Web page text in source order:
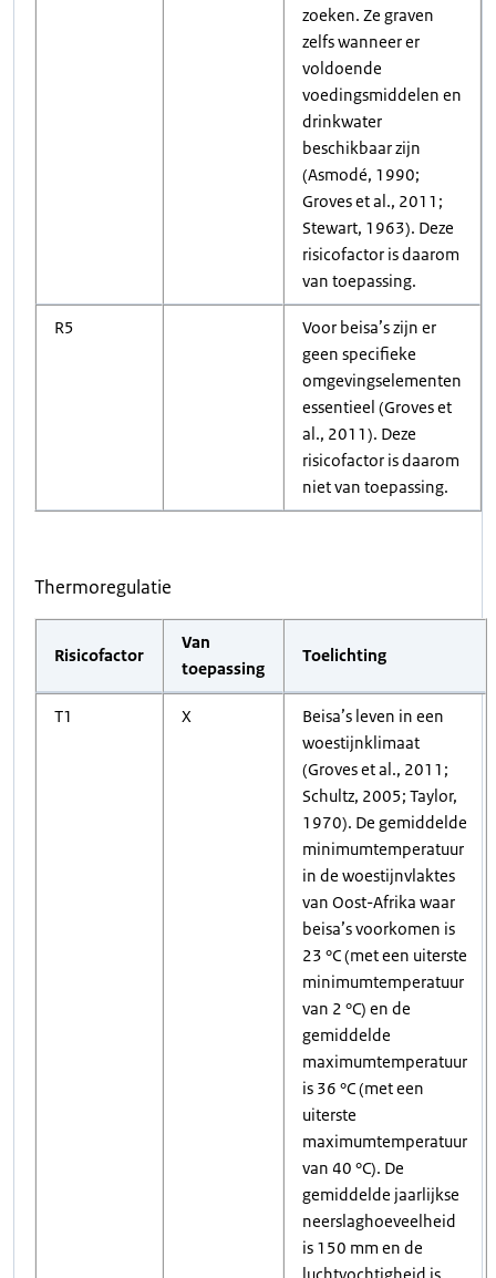
zoeken. Ze graven
zelfs wanneer er
voldoende
voedingsmiddelen en
drinkwater
beschikbaar zijn
(Asmodé, 1990;
Groves et al., 2011;
Stewart, 1963). Deze
risicofactor is daarom
van toepassing.
R5
Voor beisa’s zijn er
geen specifieke
omgevingselementen
essentieel (Groves et
al., 2011). Deze
risicofactor is daarom
niet van toepassing.
Thermoregulatie
Risicofactor
Van
toepassing
Toelichting
T1 X
Beisa’s leven in een
woestijnklimaat
(Groves et al., 2011;
Schultz, 2005; Taylor,
1970). De gemiddelde
minimumtemperatuur
in de woestijnvlaktes
van Oost-Afrika waar
beisa’s voorkomen is
23 °C (met een uiterste
minimumtemperatuur
van 2 °C) en de
gemiddelde
maximumtemperatuur
is 36 °C (met een
uiterste
maximumtemperatuur
van 40 °C). De
gemiddelde jaarlijkse
neerslaghoeveelheid
is 150 mm en de